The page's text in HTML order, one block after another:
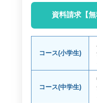
資料請求【無
コース(小学生)
コース(中学生)